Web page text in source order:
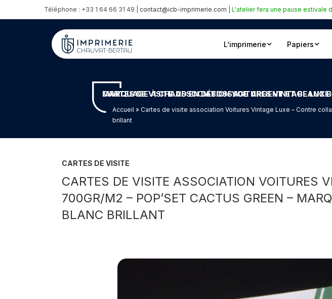
Téléphone : +33 1 64 66 31 49 | contact@icb-imprimerie.com L'atelier fera une pause estivale
L’imprimerie Papiers
CARTES DE VISITE ASSOCIATION VOITURES VINTAGE LUXE – CONTRE COLLAGE DUPLEX 700GR/M2 – POP’SET CACTUS GREEN – MARQUAGE À CHAUD EN DÉBOSSAGE
Accueil » Cartes de visite association Voitures Vintage Luxe – Contre
brillant
CARTES DE VISITE
CARTES DE VISITE ASSOCIATION VOITURES
700GR/M2 – POP’SET CACTUS GREEN –
BLANC BRILLANT